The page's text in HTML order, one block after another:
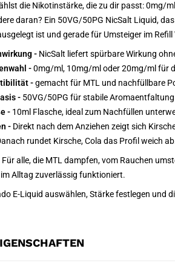
die Nikotinstärke, die zu dir passt: 0mg/
daran? Ein 50VG/50PG NicSalt Liquid,
ist und gerade für Umsteiger im
- NicSalt liefert spürbare Wirkung
-0mg/ml, 10mg/ml oder 20mg/ml für
-gemacht für MTL und nachfüllbare
- 50VG/50PG für stabile
- 10ml Flasche, ideal zum Nachfüllen
- Direkt nach dem Anziehen zeigt sich
rundet Kirsche, Cola das Profil weich
Für alle, die MTL dampfen, vom Rauchen
Alltag zuverlässig funktioniert.
E-Liquid auswählen, Stärke festlegen und